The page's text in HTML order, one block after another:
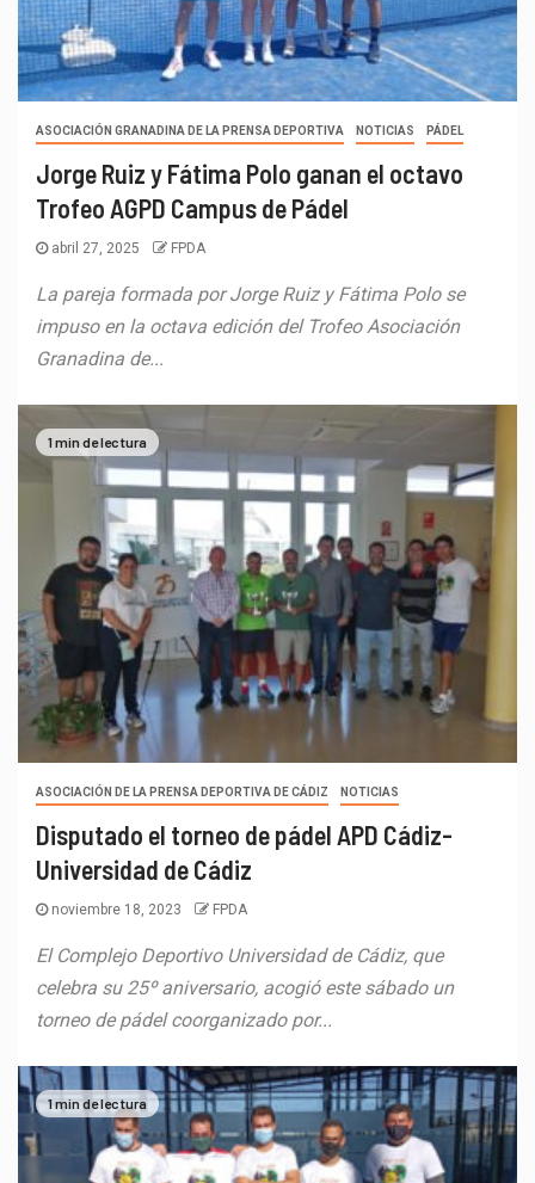
ASOCIACIÓN GRANADINA DE LA PRENSA DEPORTIVA NOTICIAS PÁDEL
Jorge Ruiz y Fátima Polo ganan el octavo
Trofeo AGPD Campus de Pádel
abril 27, 2025 FPDA
La pareja formada por Jorge Ruiz y Fátima Polo se
impuso en la octava edición del Trofeo Asociación
Granadina de...
1 min de lectura
ASOCIACIÓN DE LA PRENSA DEPORTIVA DE CÁDIZ NOTICIAS
Disputado el torneo de pádel APD Cádiz-
Universidad de Cádiz
noviembre 18, 2023 FPDA
El Complejo Deportivo Universidad de Cádiz, que
celebra su 25º aniversario, acogió este sábado un
torneo de pádel coorganizado por...
1 min de lectura